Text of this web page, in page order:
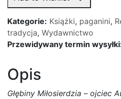
Kategorie: Książki, paganini,
tradycja, Wydawnictwo
Przewidywany termin
Opis
Głębiny Miłosierdzia – ojciec